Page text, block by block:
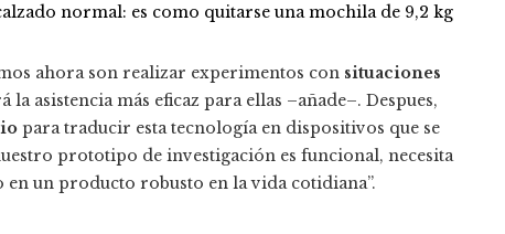
normal: es como quitarse una mochila de 9,2 kg
ahora son realizar experimentos con situaciones
asistencia más eficaz para ellas –añade–. Despues,
para traducir esta tecnología en dispositivos que se
prototipo de investigación es funcional, necesita
un producto robusto en la vida cotidiana”.